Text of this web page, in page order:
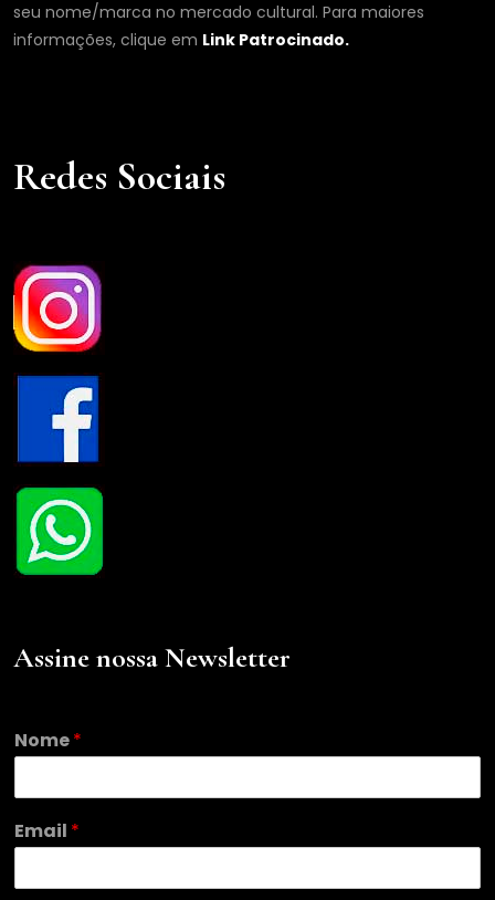
seu nome/marca no mercado cultural. Para maiores
informações, clique em Link Patrocinado.
Redes Sociais
Assine nossa Newsletter
Nome*
E
m
i
Email *